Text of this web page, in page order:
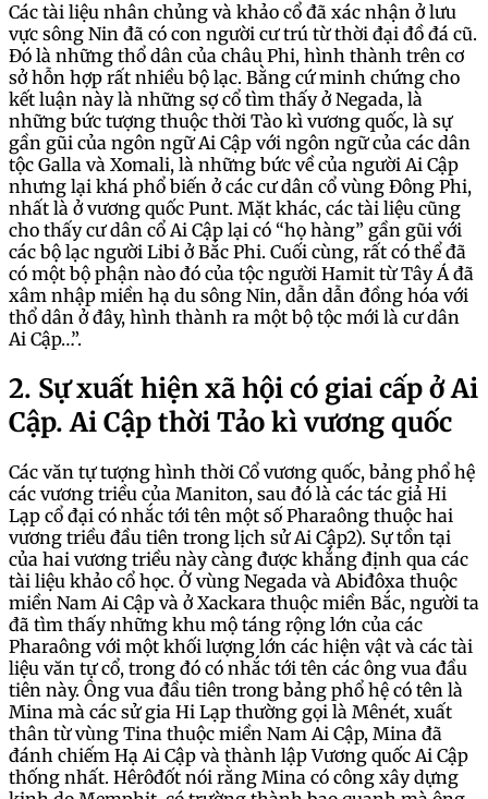
Các tài liệu nhân chủng và khảo cổ đã xác nhận ở lưu
vực sông Nin đã có con người cư trú từ thời đại đồ đá cũ.
Đó là những thổ dân của châu Phi, hình thành trên cơ
sở hỗn hợp rất nhiều bộ lạc. Bằng cứ minh chứng cho
kết luận này là những sợ cổ tìm thấy ở Negada, là
những bức tượng thuộc thời Tào kì vương quốc, là sự
gần gũi của ngôn ngữ Ai Cập với ngôn ngữ của các dân
tộc Galla và Xomali, là những bức về của người Ai Cập
nhưng lại khá phổ biến ở các cư dân cổ vùng Đông Phi,
nhất là ở vương quốc Punt. Mặt khác, các tài liệu cũng
cho thấy cư dân cổ Ai Cập lại có “họ hàng” gần gũi với
các bộ lạc người Libi ở Bắc Phi. Cuối cùng, rất có thể đã
có một bộ phận nào đó của tộc người Hamit từ Tây Á đã
xâm nhập miền hạ du sông Nin, dẫn dẫn đồng hóa với
thổ dân ở đây, hình thành ra một bộ tộc mới là cư dân
Ai Cập…”.
2. Sự xuất hiện xã hội có giai cấp ở Ai
Cập. Ai Cập thời Tảo kì vương quốc
Các văn tự tượng hình thời Cổ vương quốc, bảng phổ hệ
các vương triều của Maniton, sau đó là các tác giả Hi
Lạp cổ đại có nhắc tới tên một số Pharaông thuộc hai
vương triều đầu tiên trong lịch sử Ai Cập2). Sự tồn tại
của hai vương triều này càng được khẳng định qua các
tài liệu khảo cổ học. Ở vùng Negada và Abiđôxa thuộc
miền Nam Ai Cập và ở Xackara thuộc miền Bắc, người ta
đã tìm thấy những khu mộ táng rộng lớn của các
Pharaông với một khối lượng lớn các hiện vật và các tài
liệu văn tự cổ, trong đó có nhắc tới tên các ông vua đầu
tiên này. Ông vua đầu tiên trong bảng phổ hệ có tên là
Mina mà các sử gia Hi Lạp thường gọi là Mênét, xuất
thân từ vùng Tina thuộc miền Nam Ai Cập, Mina đã
đánh chiếm Hạ Ai Cập và thành lập Vương quốc Ai Cập
thống nhất. Hêrôđốt nói rằng Mina có công xây dựng